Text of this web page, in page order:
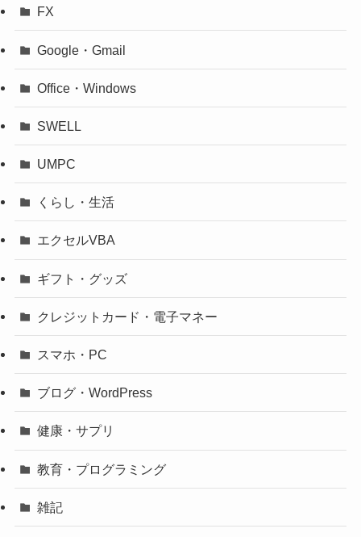
FX
Google・Gmail
Office・Windows
SWELL
UMPC
くらし・生活
エクセルVBA
ギフト・グッズ
クレジットカード・電子マネー
スマホ・PC
ブログ・WordPress
健康・サプリ
教育・プログラミング
雑記